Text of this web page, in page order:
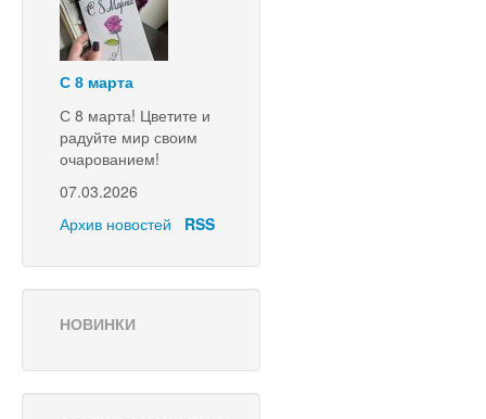
С 8 марта
С 8 марта! Цветите и
радуйте мир своим
очарованием!
07.03.2026
Архив новостей
RSS
НОВИНКИ